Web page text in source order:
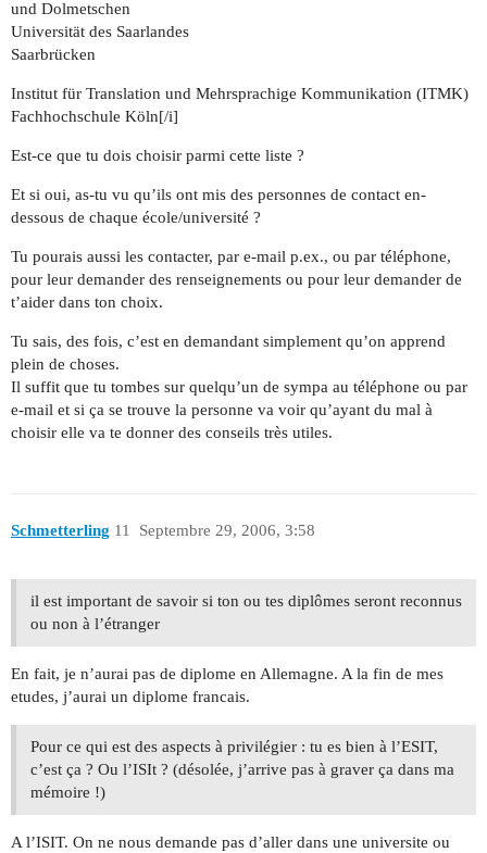
und Dolmetschen
Universität des Saarlandes
Saarbrücken
Institut für Translation und Mehrsprachige Kommunikation (ITMK)
Fachhochschule Köln[/i]
Est-ce que tu dois choisir parmi cette liste ?
Et si oui, as-tu vu qu’ils ont mis des personnes de contact en-
dessous de chaque école/université ?
Tu pourais aussi les contacter, par e-mail p.ex., ou par téléphone,
pour leur demander des renseignements ou pour leur demander de
t’aider dans ton choix.
Tu sais, des fois, c’est en demandant simplement qu’on apprend
plein de choses.
Il suffit que tu tombes sur quelqu’un de sympa au téléphone ou par
e-mail et si ça se trouve la personne va voir qu’ayant du mal à
choisir elle va te donner des conseils très utiles.
Schmetterling Septembre 29, 2006, 3:58
11
il est important de savoir si ton ou tes diplômes seront reconnus
ou non à l’étranger
En fait, je n’aurai pas de diplome en Allemagne. A la fin de mes
etudes, j’aurai un diplome francais.
Pour ce qui est des aspects à privilégier : tu es bien à l’ESIT,
c’est ça ? Ou l’ISIt ? (désolée, j’arrive pas à graver ça dans ma
mémoire !)
A l’ISIT. On ne nous demande pas d’aller dans une universite ou